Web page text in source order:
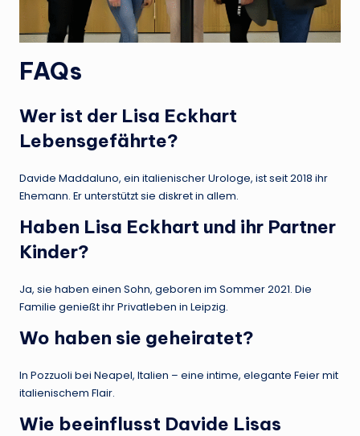
FAQs
Wer ist der Lisa Eckhart
Lebensgefährte?
Davide Maddaluno, ein italienischer Urologe, ist seit 2018 ihr
Ehemann. Er unterstützt sie diskret in allem.
Haben Lisa Eckhart und ihr Partner
Kinder?
Ja, sie haben einen Sohn, geboren im Sommer 2021. Die
Familie genießt ihr Privatleben in Leipzig.
Wo haben sie geheiratet?
In Pozzuoli bei Neapel, Italien – eine intime, elegante Feier mit
italienischem Flair.
Wie beeinflusst Davide Lisas